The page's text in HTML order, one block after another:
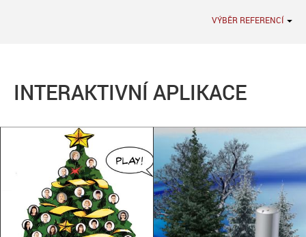
VÝBĚR REFERENCÍ
INTERAKTIVNÍ APLIKACE